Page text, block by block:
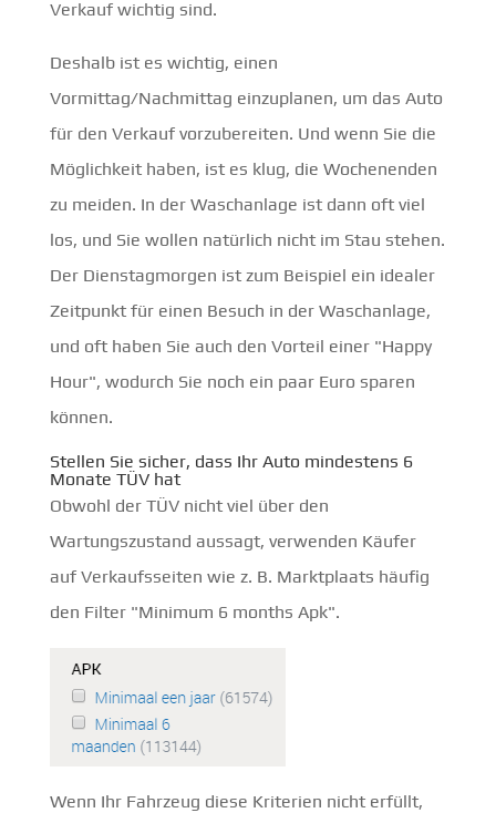
Verkauf wichtig sind.
Deshalb ist es wichtig, einen
Vormittag/Nachmittag einzuplanen, um das Auto
für den Verkauf vorzubereiten. Und wenn Sie die
Möglichkeit haben, ist es klug, die Wochenenden
zu meiden. In der Waschanlage ist dann oft viel
los, und Sie wollen natürlich nicht im Stau stehen.
Der Dienstagmorgen ist zum Beispiel ein idealer
Zeitpunkt für einen Besuch in der Waschanlage,
und oft haben Sie auch den Vorteil einer "Happy
Hour", wodurch Sie noch ein paar Euro sparen
können.
Stellen Sie sicher, dass Ihr Auto mindestens 6
Monate TÜV hat
Obwohl der TÜV nicht viel über den
Wartungszustand aussagt, verwenden Käufer
auf Verkaufsseiten wie z. B. Marktplaats häufig
den Filter "Minimum 6 months Apk".
Wenn Ihr Fahrzeug diese Kriterien nicht erfüllt,